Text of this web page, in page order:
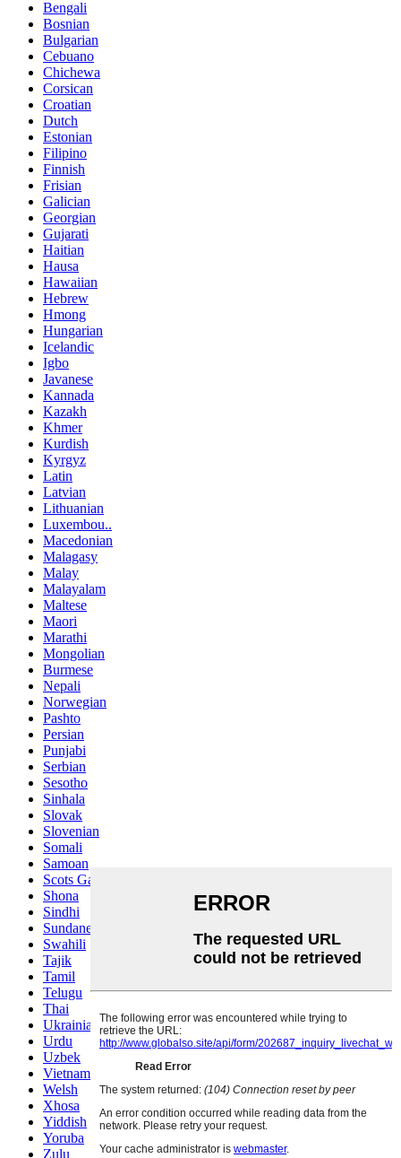
Bengali
Bosnian
Bulgarian
Cebuano
Chichewa
Corsican
Croatian
Dutch
Estonian
Filipino
Finnish
Frisian
Galician
Georgian
Gujarati
Haitian
Hausa
Hawaiian
Hebrew
Hmong
Hungarian
Icelandic
Igbo
Javanese
Kannada
Kazakh
Khmer
Kurdish
Kyrgyz
Latin
Latvian
Lithuanian
Luxembou..
Macedonian
Malagasy
Malay
Malayalam
Maltese
Maori
Marathi
Mongolian
Burmese
Nepali
Norwegian
Pashto
Persian
Punjabi
Serbian
Sesotho
Sinhala
Slovak
Slovenian
Somali
Samoan
Scots Gaelic
Shona
Sindhi
Sundanese
Swahili
Tajik
Tamil
Telugu
Thai
Ukrainian
Urdu
Uzbek
Vietnamese
Welsh
Xhosa
Yiddish
Yoruba
Zulu